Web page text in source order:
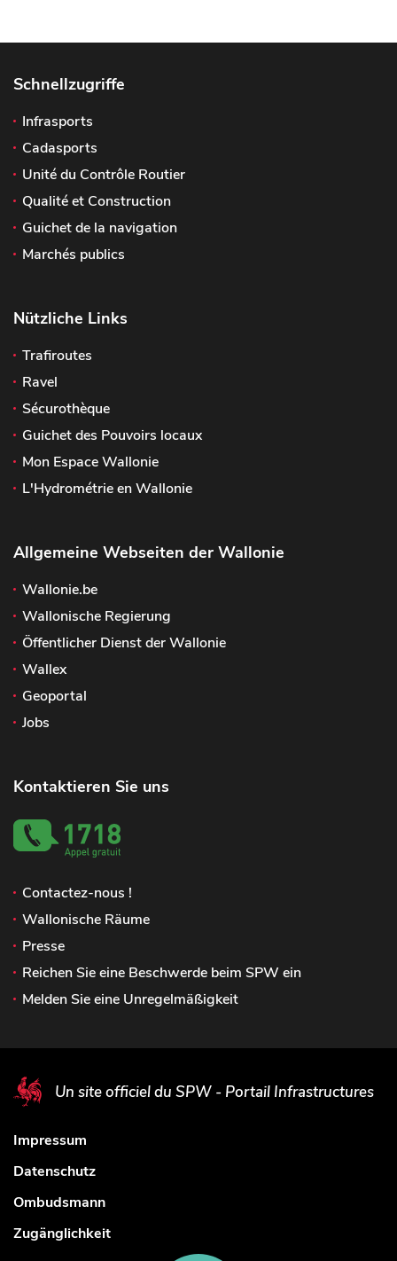
Schnellzugriffe
Infrasports
Cadasports
Unité du Contrôle Routier
Qualité et Construction
Guichet de la navigation
Marchés publics
Nützliche Links
Trafiroutes
Ravel
Sécurothèque
Guichet des Pouvoirs locaux
Mon Espace Wallonie
L'Hydrométrie en Wallonie
Allgemeine Webseiten der Wallonie
Wallonie.be
Wallonische Regierung
Öffentlicher Dienst der Wallonie
Wallex
Geoportal
Jobs
Kontaktieren Sie uns
Contactez-nous !
Wallonische Räume
Presse
Reichen Sie eine Beschwerde beim SPW ein
Melden Sie eine Unregelmäßigkeit
Un site officiel du SPW - Portail Infrastructures
Impressum
Datenschutz
Ombudsmann
Zugänglichkeit